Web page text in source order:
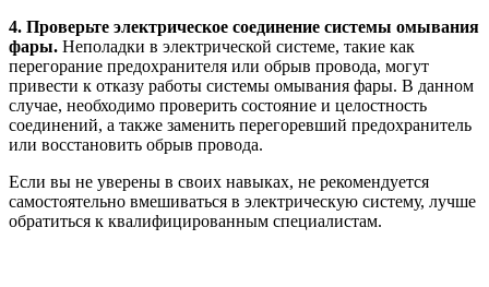
4. Проверьте электрическое соединение системы омывания
фары. Неполадки в электрической системе, такие как
перегорание предохранителя или обрыв провода, могут
привести к отказу работы системы омывания фары. В данном
случае, необходимо проверить состояние и целостность
соединений, а также заменить перегоревший предохранитель
или восстановить обрыв провода.
Если вы не уверены в своих навыках, не рекомендуется
самостоятельно вмешиваться в электрическую систему, лучше
обратиться к квалифицированным специалистам.